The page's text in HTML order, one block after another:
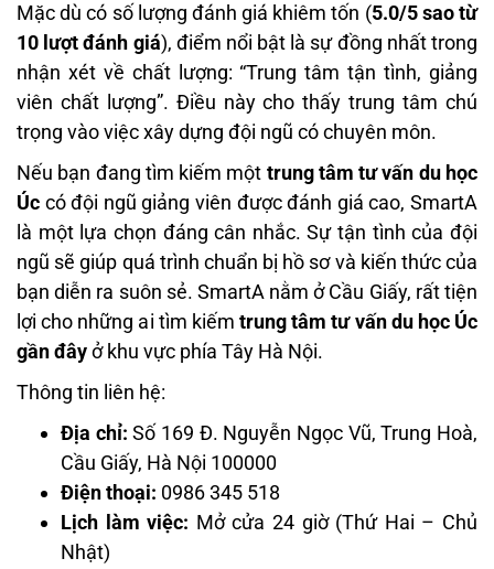
Mặc dù có số lượng đánh giá khiêm tốn (5.0/5 sao từ
10 lượt đánh giá), điểm nổi bật là sự đồng nhất trong
nhận xét về chất lượng: “Trung tâm tận tình, giảng
viên chất lượng”. Điều này cho thấy trung tâm chú
trọng vào việc xây dựng đội ngũ có chuyên môn.
Nếu bạn đang tìm kiếm một trung tâm tư vấn du học
Úc có đội ngũ giảng viên được đánh giá cao, SmartA
là một lựa chọn đáng cân nhắc. Sự tận tình của đội
ngũ sẽ giúp quá trình chuẩn bị hồ sơ và kiến thức của
bạn diễn ra suôn sẻ. SmartA nằm ở Cầu Giấy, rất tiện
lợi cho những ai tìm kiếm trung tâm tư vấn du học Úc
gần đâyở khu vực phía Tây Hà Nội.
Thông tin liên hệ:
Địa chỉ: Số 169 Đ. Nguyễn Ngọc Vũ, Trung Hoà,
Cầu Giấy, Hà Nội 100000
Điện thoại: 0986 345 518
Lịch làm việc: Mở cửa 24 giờ (Thứ Hai – Chủ
Nhật)